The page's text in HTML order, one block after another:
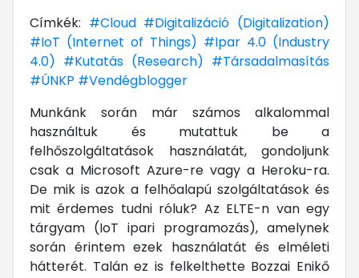
Címkék: #Cloud #Digitalizáció (Digitalization)
#IoT (Internet of Things) #Ipar 4.0 (Industry
4.0) #Kutatás (Research) #Társadalmasítás
#ÚNKP #Vendégblogger
Munkánk során már számos alkalommal
használtuk és mutattuk be a
felhőszolgáltatások használatát, gondoljunk
csak a Microsoft Azure-re vagy a Heroku-ra.
De mik is azok a felhőalapú szolgáltatások és
mit érdemes tudni róluk? Az ELTE-n van egy
tárgyam (IoT ipari programozás), amelynek
során érintem ezek használatát és elméleti
hátterét. Talán ez is felkelthette Bozzai Enikő